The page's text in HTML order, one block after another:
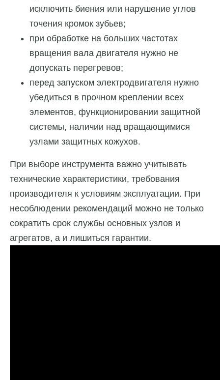
исключить биения или нарушение углов
точения кромок зубьев;
при обработке на больших частотах
вращения вала двигателя нужно не
допускать перегревов;
перед запуском электродвигателя нужно
убедиться в прочном креплении всех
элементов, функционировании защитной
системы, наличии над вращающимися
узлами защитных кожухов.
При выборе инструмента важно учитывать
технические характеристики, требования
производителя к условиям эксплуатации. При
несоблюдении рекомендаций можно не только
сократить срок службы основных узлов и
агрегатов, а и лишиться гарантии.